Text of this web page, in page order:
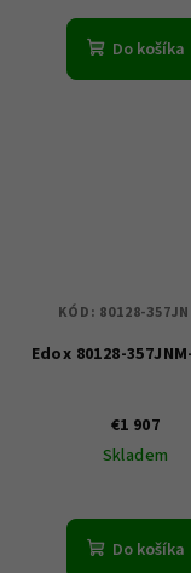
Do košíka
Edox 80128-
€1 907
Skladem
Do košíka
KÓD: 80128-